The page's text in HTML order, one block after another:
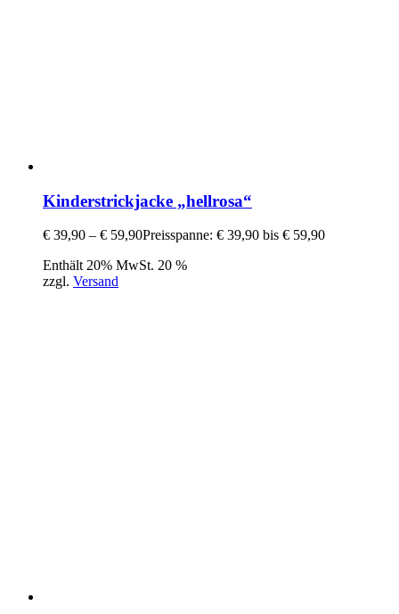
Kinderstrickjacke „hellrosa“
€ 39,90 – € 59,90Preisspanne: € 39,90 bis € 59,90
Enthält 20% MwSt. 20 %
zzgl. Versand